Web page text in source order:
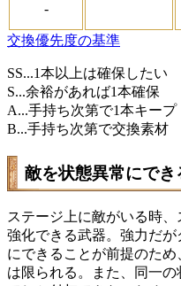
-
交換優先度の基準
SS...1本以上は確保したい
S...余裕があれば1本確保
A...手持ち次第で1本キープ
B...手持ち次第で交換素材
敵を状態異常にで
ステージ上に敵がいる時
強化できる武器。強力だ
にできることが前提のた
は限られる。また、同一